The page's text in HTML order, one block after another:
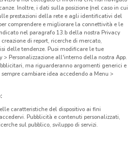
Inoltre, i dati sulla posizione (nel caso in cui
prestazioni della rete e agli identificativi del
comprendere e migliorare la connettività e le
nel paragrafo 13.b della nostra Privacy
di report, ricerche di mercato,
delle tendenze. Puoi modificare le tue
Personalizzazione all'interno della nostra App.
ma riguarderanno argomenti generici e
cambiare idea accedendo a Menu >
caratteristiche del dispositivo ai fini
Pubblicità e contenuti personalizzati,
sul pubblico, sviluppo di servizi.